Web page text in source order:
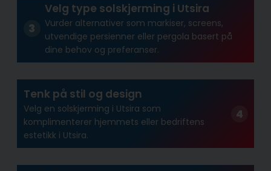
Velg type solskjerming i Utsira
Vurder alternativer som markiser, screens,
utvendige persienner eller pergola basert på
dine behov og preferanser.
Tenk på stil og design
Velg en solskjerming i Utsira som
komplimenterer hjemmets eller bedriftens
estetikk i Utsira.